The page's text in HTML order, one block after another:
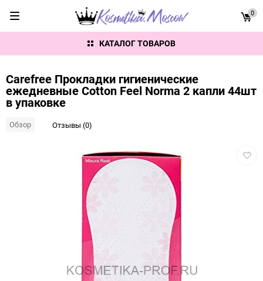
КАТАЛОГ ТОВАРОВ
0
Carefree Прокладки гигиенические
ежедневные Cotton Feel Norma 2 капли 44шт
в упаковке
Обзор Отзывы (0)